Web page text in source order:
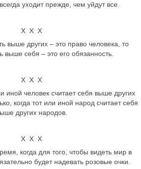
уходит прежде, чем уйдут все.
Х Х Х
выше других – это право человека, то
выше себя – это его обязанность.
Х Х Х
иной человек считает себя выше других
когда тот или иной народ считает себя
других народов.
Х Х Х
когда для того, чтобы видеть мир в
будет надевать розовые очки.